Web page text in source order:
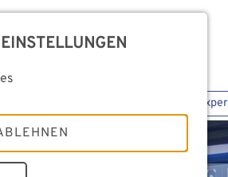
Business Area